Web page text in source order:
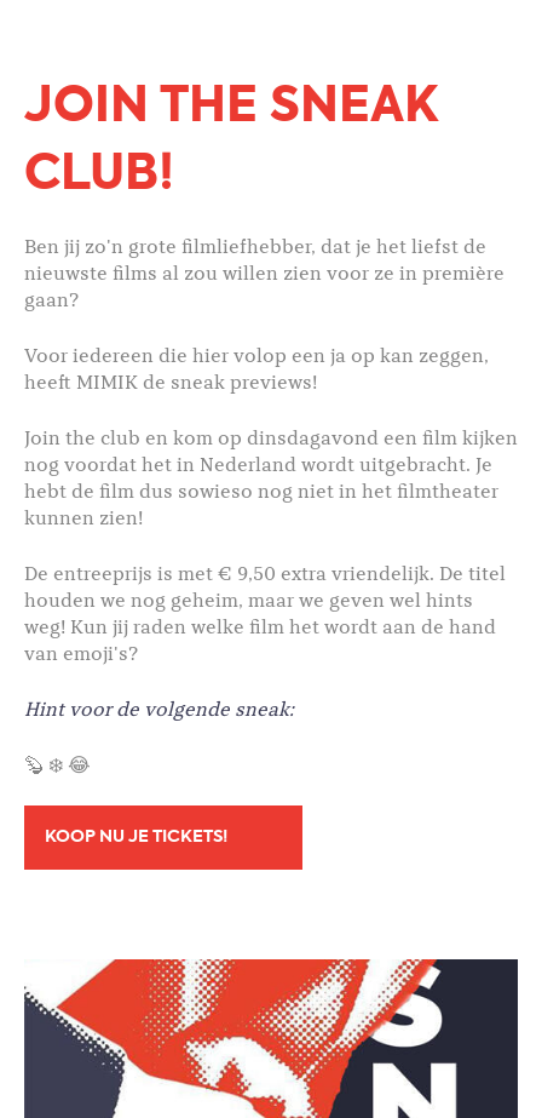
JOIN THE SNEAK
CLUB!
Ben jij zo'n grote filmliefhebber, dat je het liefst de
nieuwste films al zou willen zien voor ze in première
gaan?
Voor iedereen die hier volop een ja op kan zeggen,
heeft MIMIK de sneak previews!
Join the club en kom op dinsdagavond een film kijken
nog voordat het in Nederland wordt uitgebracht. Je
hebt de film dus sowieso nog niet in het filmtheater
kunnen zien!
De entreeprijs is met € 9,50 extra vriendelijk. De titel
houden we nog geheim, maar we geven wel hints
weg! Kun jij raden welke film het wordt aan de hand
van emoji's?
Hint voor de volgende sneak:
🦫 ❄️ 😂
KOOP NU JE TICKETS!